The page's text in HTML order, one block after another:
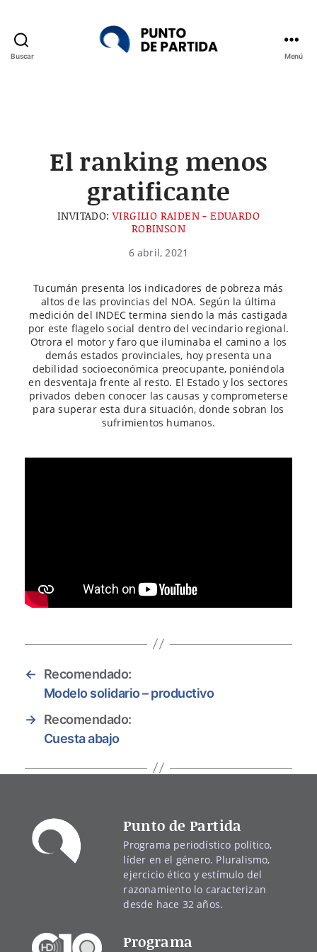
Buscar Menú
El ranking menos
gratificante
INVITADO:VIRGILIO RAIDEN - EDUARDO
ROBINSON
6 abril, 2021
Tucumán presenta los indicadores de pobreza más
altos de las provincias del NOA. Según la última
medición del INDEC termina siendo la más castigada
por este flagelo social dentro del vecindario regional.
Otrora el motor y faro que iluminaba el camino a los
demás estados provinciales, hoy presenta una
debilidad socioeconómica preocupante, poniéndola
en desventaja frente al resto. El Estado y los sectores
privados deben conocer las causas y comprometerse
para superar esta dura situación, donde sobran los
sufrimientos humanos.
←
Recomendado:
Modelo solidario – productivo
→ Recomendado:
Cuesta abajo
Punto de Partida
Programa periodístico político,
líder en el género. Pluralismo,
ejercicio ético y estímulo del
razonamiento lo caracterizan
desde hace 32 años.
Programa